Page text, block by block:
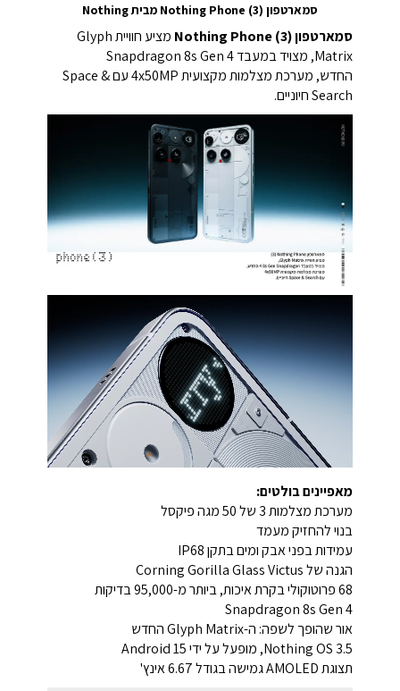
סמארטפון Nothing Phone (3) מבית Nothing
סמארטפון Nothing Phone (3)
מציע חוויית Glyph
Matrix, מצויד במעבד Snapdragon 8s Gen 4
החדש, מערכת מצלמות מקצועית 4x50MP עם Space &
Search חיוניים.
מאפיינים בולטים:
מערכת מצלמות 3 של 50 מגה פיקסל
בנוי להחזיק מעמד
עמידות בפני אבק ומים בתקן IP68
הגנה של Corning Gorilla Glass Victus
68 פרוטוקולי בקרת איכות, ביותר מ-95,000 בדיקות
Snapdragon 8s Gen 4
אור שהופך לשפה: ה-Glyph Matrix החדש
Nothing OS 3.5, מופעל על ידי Android 15
תצוגת AMOLED גמישה בגודל 6.67 אינץ'